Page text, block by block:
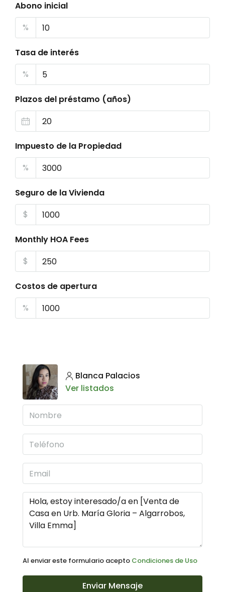
Abono inicial
%
Tasa de interés
%
Plazos del préstamo (años)
Impuesto de la Propiedad
%
Seguro de la Vivienda
$
Monthly HOA Fees
$
Costos de apertura
%
Blanca Palacios
Ver listados
Al enviar este formulario acepto Condiciones de Uso
Enviar Mensaje